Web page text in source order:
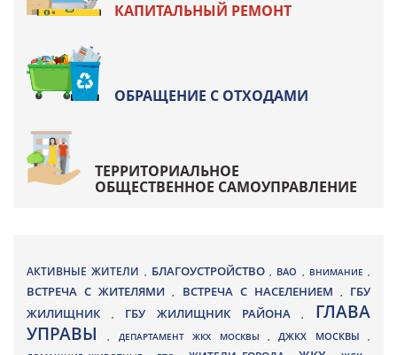
КАПИТАЛЬНЫЙ РЕМОНТ
ОБРАЩЕНИЕ С ОТХОДАМИ
ТЕРРИТОРИАЛЬНОЕ
ОБЩЕСТВЕННОЕ САМОУПРАВЛЕНИЕ
АКТИВНЫЕ ЖИТЕЛИ , БЛАГОУСТРОЙСТВО , ВАО , ВНИМАНИЕ ,
ВСТРЕЧА С ЖИТЕЛЯМИ, ВСТРЕЧА С НАСЕЛЕНИЕМ , ГБУ
ЖИЛИЩНИК
, ГБУ ЖИЛИЩНИК РАЙОНА, ГЛАВА
УПРАВЫ, ДЕПАРТАМЕНТ ЖКХ МОСКВЫ ,ДЖКХ МОСКВЫ ,